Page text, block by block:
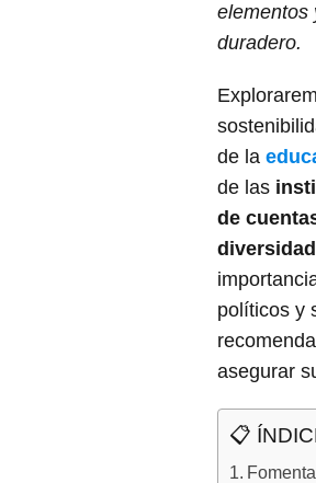
elementos
duradero.
de la
de las
de
diversidad
políticos y
asegurar
📋